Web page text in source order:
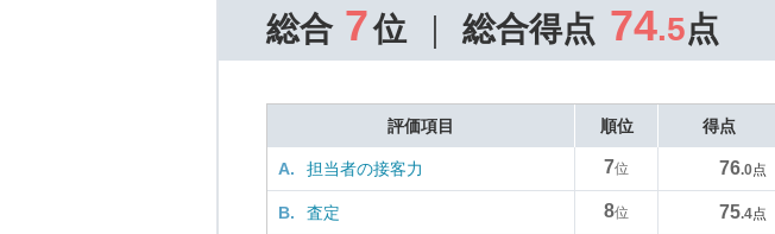
総合 7位 総合得点 74.5点
評価項目 順位 得点
A. 担当者の接客力 7位 76.0点
B. 査定 8位 75.4点